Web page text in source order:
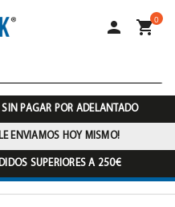
 0
SIN PAGAR POR ADELANTADO
ENVIAMOS HOY MISMO!
SUPERIORES A 250€